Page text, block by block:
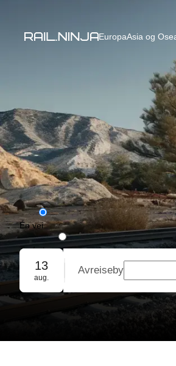
EuropaAsia og
Én vei
Tur/retur
Gruppebooking
13
aug.
Avreiseby